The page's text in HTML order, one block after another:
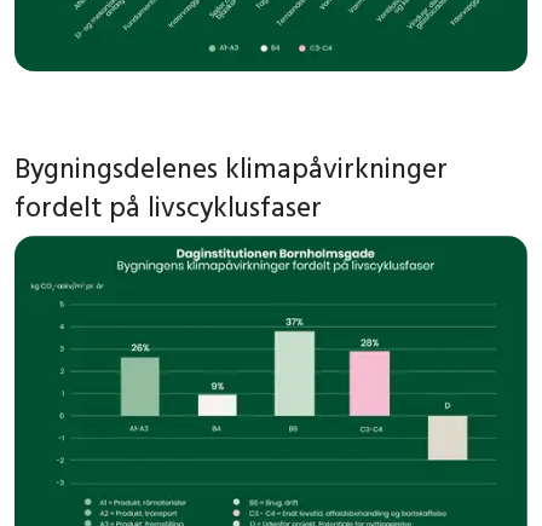
Bygningsdelenes klimapåvirkninger
fordelt på livscyklusfaser